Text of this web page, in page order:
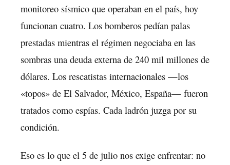
monitoreo sísmico que operaban en el país, hoy
funcionan cuatro. Los bomberos pedían palas
prestadas mientras el régimen negociaba en las
sombras una deuda externa de 240 mil millones de
dólares. Los rescatistas internacionales —los
«topos» de El Salvador, México, España— fueron
tratados como espías. Cada ladrón juzga por su
condición.
Eso es lo que el 5 de julio nos exige enfrentar: no